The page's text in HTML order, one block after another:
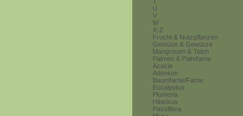
U
V
W
X-Z
Frucht & Nutzpflanzen
Gemüse & Gewürze
Mangroven & Teich
Palmen & Palmfarne
Acacia
Adenium
Baumfarne/Farne
Eucalyptus
Plumeria
Hibiskus
Passiflora